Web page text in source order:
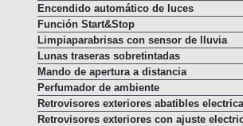
Encendido automático de luces
Función Start&Stop
Limpiaparabrisas con sensor de lluvia
Lunas traseras sobretintadas
Mando de apertura a distancia
Perfumador de ambiente
Retrovisores exteriores abatibles
Retrovisores exteriores con ajuste